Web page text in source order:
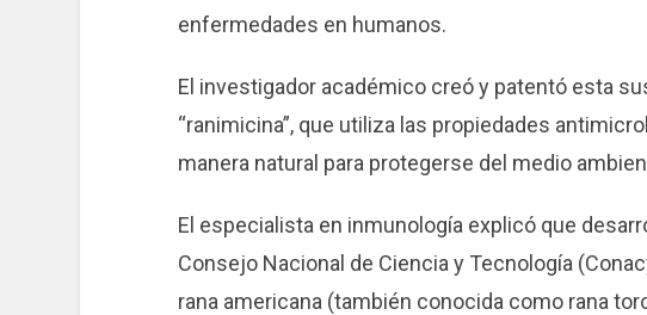
enfermedades en humanos.
El investigador académico creó y patentó esta
“ranimicina”, que utiliza las propiedades
manera natural para protegerse del medio
El especialista en inmunología explicó que
Consejo Nacional de Ciencia y Tecnología
rana americana (también conocida como rana